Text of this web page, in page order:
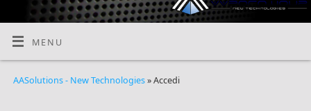
MENU
AASolutions - New Technologies» Accedi